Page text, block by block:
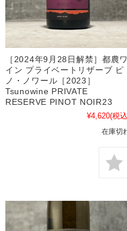
［2024年9月28日解禁］都農ワ
イン プライベートリザーブ ピ
ノ・ノワール［2023］
Tsunowine PRIVATE
RESERVE PINOT NOIR23
¥4,620(税
在庫切